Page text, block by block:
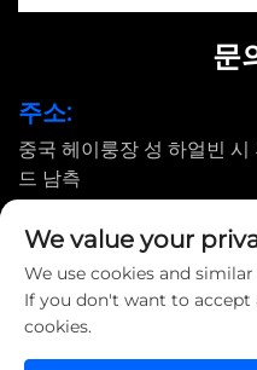
문
주소:
중국 헤이룽장 성 하얼빈
드 남측
[email protected]
We value your
We use cookies and
If you don't want to accept
cookies.